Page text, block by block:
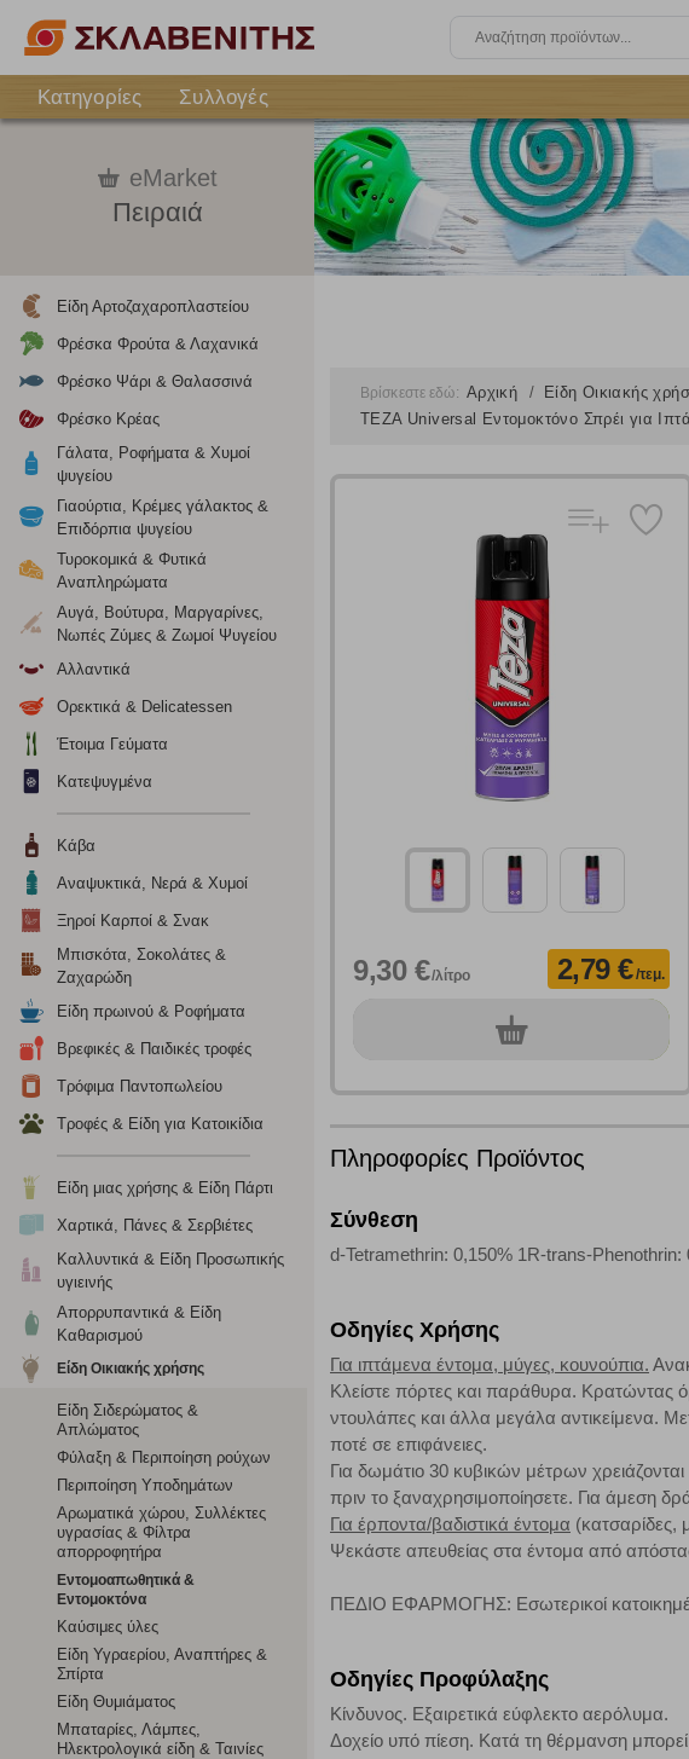
Κατηγορίες
Συλλογές
eMarket
Πειραιά
Είδη Αρτοζαχαροπλαστείου
Φρέσκα Φρούτα & Λαχανικά
Φρέσκο Ψάρι & Θαλασσινά
Φρέσκο Κρέας
Γάλατα, Ροφήματα & Χυμοί
ψυγείου
Γιαούρτια, Κρέμες γάλακτος &
Επιδόρπια ψυγείου
Τυροκομικά & Φυτικά
Αναπληρώματα
Αυγά, Βούτυρα, Μαργαρίνες,
Νωπές Ζύμες & Ζωμοί Ψυγείου
Αλλαντικά
Ορεκτικά & Delicatessen
Έτοιμα Γεύματα
Κατεψυγμένα
Κάβα
Αναψυκτικά, Νερά & Χυμοί
Ξηροί Καρποί & Σνακ
Μπισκότα, Σοκολάτες &
Ζαχαρώδη
Είδη πρωινού & Ροφήματα
Βρεφικές & Παιδικές τροφές
Τρόφιμα Παντοπωλείου
Τροφές & Είδη για Κατοικίδια
Είδη μιας χρήσης & Είδη Πάρτι
Χαρτικά, Πάνες & Σερβιέτες
Καλλυντικά & Είδη Προσωπικής
υγιεινής
Απορρυπαντικά & Είδη
Καθαρισμού
Είδη Οικιακής χρήσης
Είδη Σιδερώματος &
Απλώματος
Φύλαξη & Περιποίηση ρούχων
Περιποίηση Υποδημάτων
Αρωματικά χώρου, Συλλέκτες
υγρασίας & Φίλτρα
απορροφητήρα
Εντομοαπωθητικά &
Εντομοκτόνα
Καύσιμες ύλες
Είδη Υγραερίου, Αναπτήρες &
Σπίρτα
Είδη Θυμιάματος
Μπαταρίες, Λάμπες,
Ηλεκτρολογικά είδη & Ταινίες
Βρίσκεστε εδώ: Αρχική Είδη Οικιακής
TEZA Universal Εντομοκτόνο Σπρέι για
9,30 €/λίτρο 2,79 €/τεμ.
0τεμ.
Πληροφορίες Προϊόντος
Σύνθεση
d-Tetramethrin: 0,150% 1R-trans-Phenothrin:
Οδηγίες Χρήσης
Για ιπτάμενα έντομα, μύγες, κουνούπια.
Κλείστε πόρτες και παράθυρα. Κρατώντας
ντουλάπες και άλλα μεγάλα αντικείμενα.
ποτέ σε επιφάνειες.
Για δωμάτιο 30 κυβικών μέτρων
πριν το ξαναχρησιμοποίησετε. Για άμεση
Για έρποντα/βαδιστικά έντομα (κατσαρίδες,
Ψεκάστε απευθείας στα έντομα από
ΠΕΔΙΟ ΕΦΑΡΜΟΓΗΣ: Εσωτερικοί
Οδηγίες Προφύλαξης
Κίνδυνος. Εξαιρετικά εύφλεκτο αερόλυμα.
Δοχείο υπό πίεση. Κατά τη θέρμανση μπορεί
κλικ στο
όλες τις
Ρυθμίσεις Cookies
Ενημέρωση
Κατά την απλή περιήγηση ή/και χρήση του ιστότοπου συλλέγουμε αυτόματα
περιέχουν προσωποποιημένα χαρακτηριστικά που υποδεικνύουν την
υπολογιστή ή την ηλεκτρονική συσκευή σας, προσθέτοντας λειτουργικότητα
σχετικό κουμπί επάνω δεξιά, αφού ενημερωθείτε σχετικά. Ωστόσο θα πρέπει να
σας ή/και της χρήσης των υπηρεσιών μας.Δείτε περισσότερα
Λειτουργικά cookies
οποίων τις υπηρεσίες έχουμε επιλέξει. Αν δεν επιτρέψετε την αποδοχή αυτής
Cookies στόχευσης
Η συγκεκριμένη κατηγορία cookies ρυθμίζεται από συνεργάτες μας (με
για τη δημιουργία ενός προφίλ των ενδιαφερόντων σας και για την εμφάνιση
το πρόγραμμα περιήγησης και τη συσκευή σας. Αν δεν επιλέξετε τη
Cookies απόδοσης
Η συγκεκριμένη κατηγορία cookies μας δίνει τη δυνατότητα να
να γνωρίζουμε ποιες σελίδες είναι περισσότερο, ή λιγότερο δημοφιλείς και
τα cookies είναι συγκεντρωτικές και, συνεπώς, ανώνυμες. Αν δεν
Απολύτως απαραίτητα cookies